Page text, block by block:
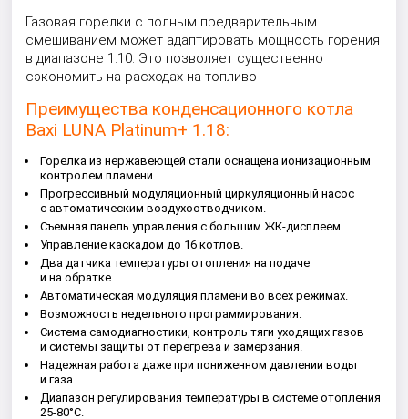
Газовая горелки с полным предварительным
смешиванием может адаптировать мощность горения
в диапазоне 1:10. Это позволяет существенно
сэкономить на расходах на топливо
Преимущества конденсационного котла
Baxi LUNA Platinum+ 1.18:
Горелка из нержавеющей стали оснащена ионизационным
контролем пламени.
Прогрессивный модуляционный циркуляционный насос
с автоматическим воздухоотводчиком.
Съемная панель управления с большим ЖК-дисплеем.
Управление каскадом до 16 котлов.
Два датчика температуры отопления на подаче
и на обратке.
Автоматическая модуляция пламени во всех режимах.
Возможность недельного программирования.
Система самодиагностики, контроль тяги уходящих газов
и системы защиты от перегрева и замерзания.
Надежная работа даже при пониженном давлении воды
и газа.
Диапазон регулирования температуры в системе отопления
25-80°С.